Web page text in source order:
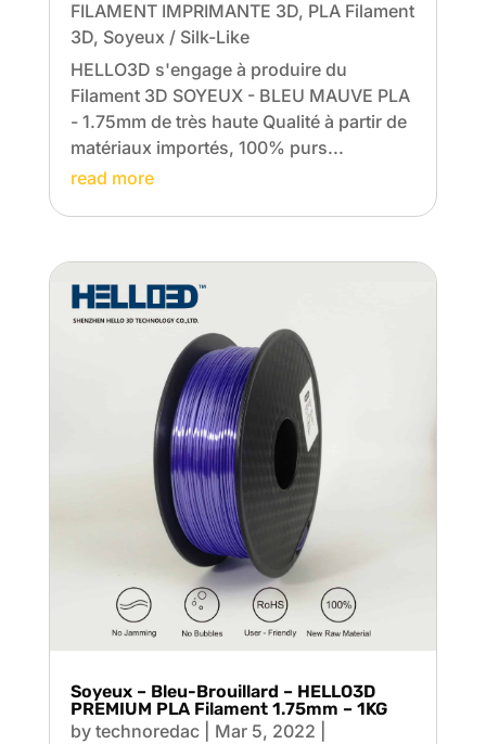
FILAMENT IMPRIMANTE 3D, PLA Filament
3D, Soyeux / Silk-Like
HELLO3D s'engage à produire du
Filament 3D SOYEUX - BLEU MAUVE PLA
- 1.75mm de très haute Qualité à partir de
matériaux importés, 100% purs...
read more
Soyeux – Bleu-Brouillard – HELLO3D
PREMIUM PLA Filament 1.75mm – 1KG
by technoredac| Mar 5, 2022